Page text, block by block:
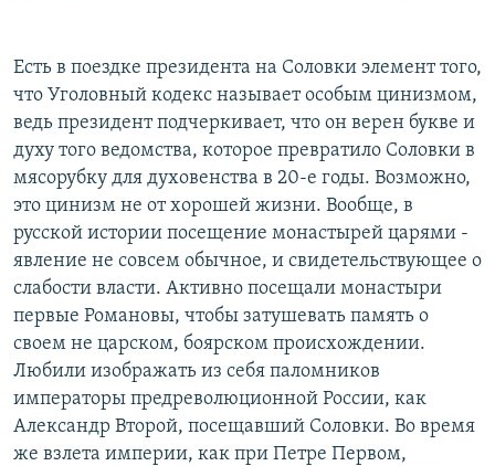
Есть в поездке президента на Соловки элемент того,
что Уголовный кодекс называет особым цинизмом,
ведь президент подчеркивает, что он верен букве и
духу того ведомства, которое превратило Соловки в
мясорубку для духовенства в 20-е годы. Возможно,
это цинизм не от хорошей жизни. Вообще, в
русской истории посещение монастырей царями -
явление не совсем обычное, и свидетельствующее о
слабости власти. Активно посещали монастыри
первые Романовы, чтобы затушевать память о
своем не царском, боярском происхождении.
Любили изображать из себя паломников
императоры предреволюционной России, как
Александр Второй, посещавший Соловки. Во время
же взлета империи, как при Петре Первом,